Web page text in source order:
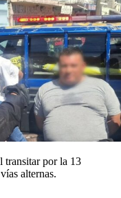
transitar por la 13
alternas.